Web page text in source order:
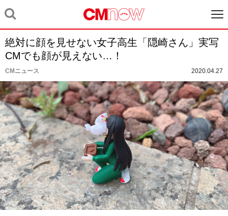
絶対に顔を見せない女子高生「隠崎さん」実写
CMでも顔が見えない…！
CMニュース 2020.04.27